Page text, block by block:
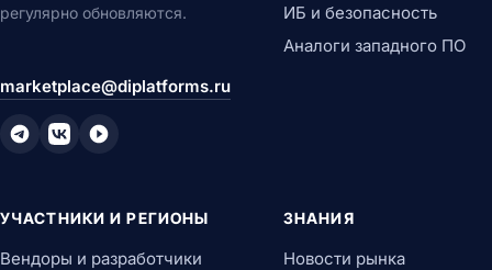
регулярно обновляются.
marketplace@diplatforms.ru
ИБ и безопасность
Аналоги западного ПО
УЧАСТНИКИ И РЕГИОНЫ
Вендоры и разработчики
ЗНАНИЯ
Новости рынка